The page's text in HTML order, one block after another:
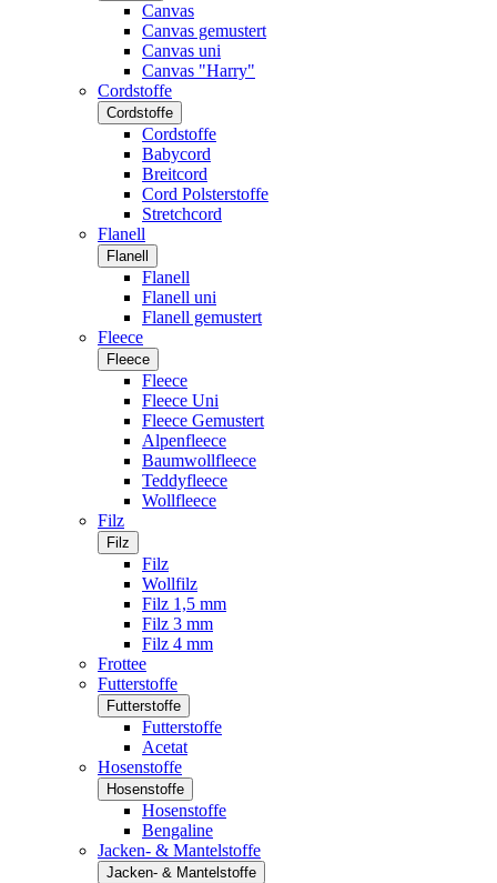
Canvas
Canvas gemustert
Canvas uni
Canvas "Harry"
Cordstoffe
Cordstoffe
Cordstoffe
Babycord
Breitcord
Cord Polsterstoffe
Stretchcord
Flanell
Flanell
Flanell
Flanell uni
Flanell gemustert
Fleece
Fleece
Fleece
Fleece Uni
Fleece Gemustert
Alpenfleece
Baumwollfleece
Teddyfleece
Wollfleece
Filz
Filz
Filz
Wollfilz
Filz 1,5 mm
Filz 3 mm
Filz 4 mm
Frottee
Futterstoffe
Futterstoffe
Futterstoffe
Acetat
Hosenstoffe
Hosenstoffe
Hosenstoffe
Bengaline
Jacken- & Mantelstoffe
Jacken- & Mantelstoffe